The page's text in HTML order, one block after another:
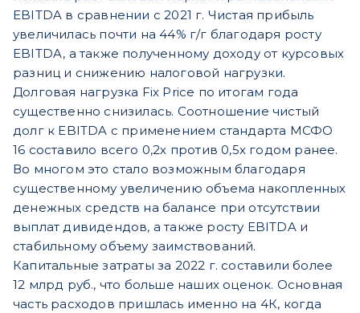
EBITDA в сравнении с 2021 г. Чистая прибыль
увеличилась почти на 44% г/г благодаря росту
EBITDA, а также полученному доходу от курсовых
разниц и снижению налоговой нагрузки.
Долговая нагрузка Fix Price по итогам года
существенно снизилась. Соотношение чистый
долг к EBITDA с применением стандарта МСФО
16 составило всего 0,2х против 0,5х годом ранее.
Во многом это стало возможным благодаря
существенному увеличению объема накопленных
денежных средств на балансе при отсутствии
выплат дивидендов, а также росту EBITDA и
стабильному объему заимствований.
Капитальные затраты за 2022 г. составили более
12 млрд руб., что больше наших оценок. Основная
часть расходов пришлась именно на 4К, когда